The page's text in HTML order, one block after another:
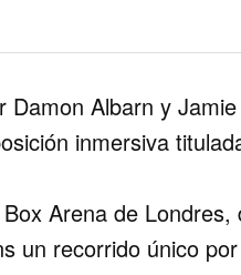
Damon Albarn y
inmersiva
Arena de
un recorrido único